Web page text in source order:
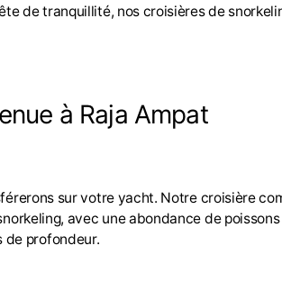
de tranquillité, nos croisières de
à Raja Ampat
sur votre yacht. Notre croisière
avec une abondance de
de profondeur.